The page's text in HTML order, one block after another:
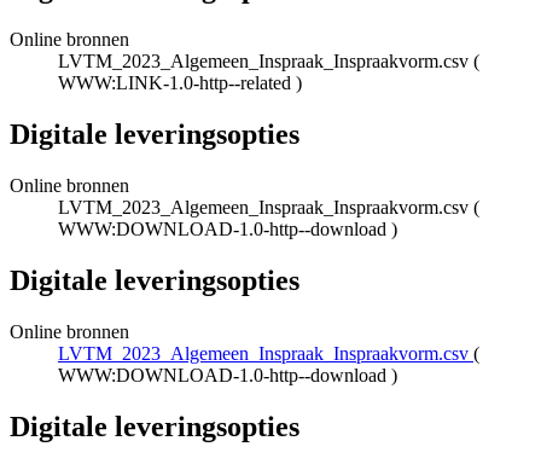
Online bronnen
LVTM_2023_Algemeen_Inspraak_Inspraakvorm.csv (
WWW:LINK-1.0-http--related )
Digitale leveringsopties
Online bronnen
LVTM_2023_Algemeen_Inspraak_Inspraakvorm.csv (
WWW:DOWNLOAD-1.0-http--download )
Digitale leveringsopties
Online bronnen
LVTM_2023_Algemeen_Inspraak_Inspraakvorm.csv (
WWW:DOWNLOAD-1.0-http--download )
Digitale leveringsopties